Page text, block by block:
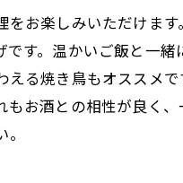
お楽しみいただけま
す。温かいご飯と一
る焼き鳥もオススメ
お酒との相性が良く